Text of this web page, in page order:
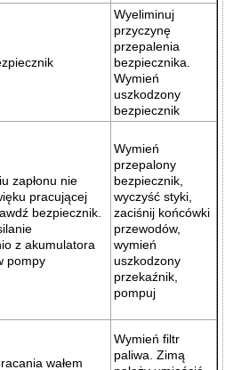
Wyeliminuj
przyczynę
przepalenia
bezpiecznika.
Wymień
uszkodzony
bezpiecznik
zapłonu nie
pracującej
bezpiecznik.
z akumulatora
pompy
Wymień
przepalony
bezpiecznik,
wyczyść styki,
zaciśnij końcówki
przewodów,
wymień
uszkodzony
przekaźnik,
pompuj
wałem
Wymień filtr
paliwa. Zimą